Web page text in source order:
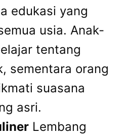
edukasi yang
usia. Anak-
tentang
sementara orang
suasana
asri.
Lembang